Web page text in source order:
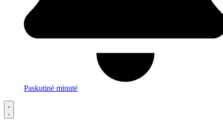
Paskutinė minutė